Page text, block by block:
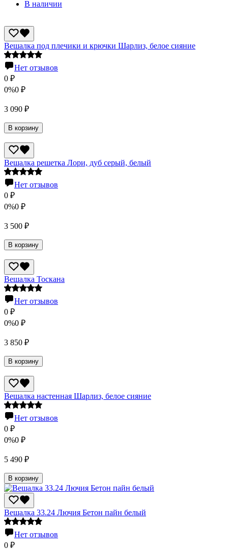
В наличии
Вешалка под плечики и крючки Шарлиз, белое сияние
Нет отзывов
0 ₽
0%0 ₽
3 090 ₽
В корзину
Вешалка решетка Лори, дуб серый, белый
Нет отзывов
0 ₽
0%0 ₽
3 500 ₽
В корзину
Вешалка Тоскана
Нет отзывов
0 ₽
0%0 ₽
3 850 ₽
В корзину
Вешалка настенная Шарлиз, белое сияние
Нет отзывов
0 ₽
0%0 ₽
5 490 ₽
В корзину
Вешалка 33.24 Лючия Бетон пайн белый
Нет отзывов
0 ₽